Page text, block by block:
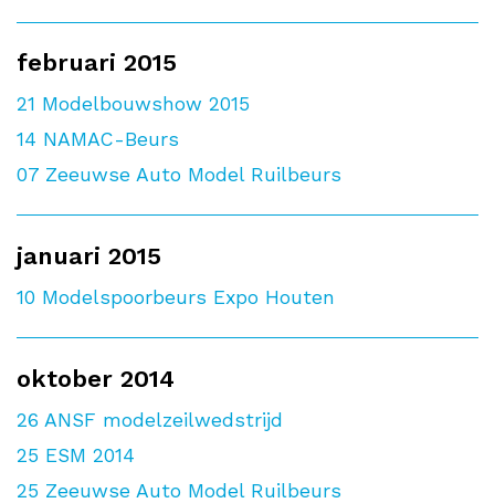
februari 2015
21 Modelbouwshow 2015
14 NAMAC-Beurs
07 Zeeuwse Auto Model Ruilbeurs
januari 2015
10 Modelspoorbeurs Expo Houten
oktober 2014
26 ANSF modelzeilwedstrijd
25 ESM 2014
25 Zeeuwse Auto Model Ruilbeurs